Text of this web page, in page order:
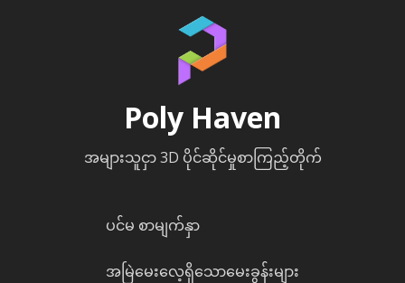
Poly Haven
အများသူငှာ 3D ပိုင်ဆိုင်မှုစာကြည့်တိုက်
ပင်မ စာမျက်နှာ
အမြဲမေးလေ့ရှိသောမေးခွန်းများ